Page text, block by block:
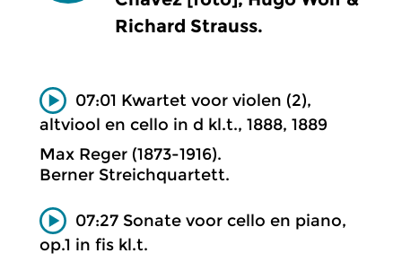
Richard Strauss.
07:01 Kwartet voor violen (2),
altviool en cello in d kl.t., 1888, 1889
Max Reger (1873-1916).
Berner Streichquartett.
07:27 Sonate voor cello en piano,
op.1 in fis kl.t.